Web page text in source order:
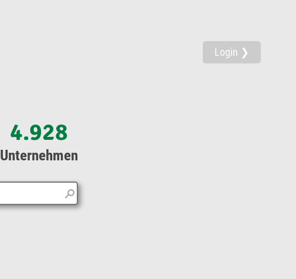
Login ❯
4.928
Unternehmen